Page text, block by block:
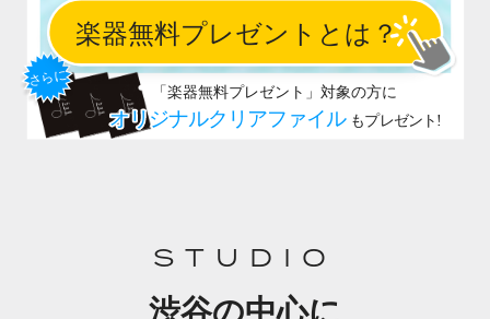
STUDIO
渋谷の中心に